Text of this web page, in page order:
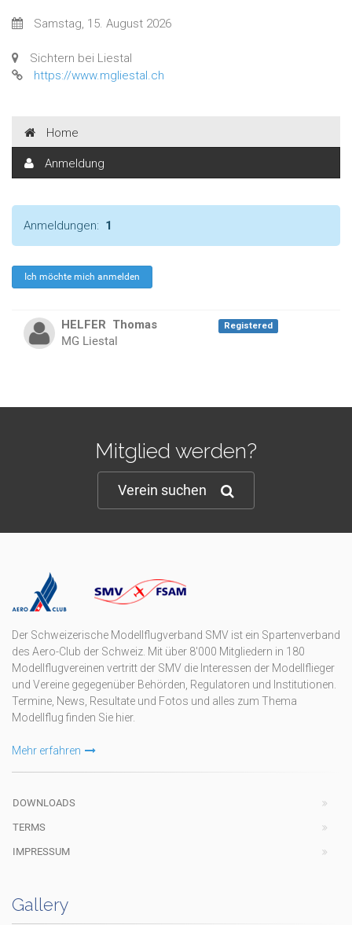
Samstag, 15. August 2026
Sichtern bei Liestal
https://www.mgliestal.ch
Home
Anmeldung
Anmeldungen: 1
HELFER Thomas
MG Liestal
Registered
Mitglied werden?
Verein suchen
Der Schweizerische Modellflugverband SMV ist ein Spartenverband
des Aero-Club der Schweiz. Mit über 8'000 Mitgliedern in 180
Modellflugvereinen vertritt der SMV die Interessen der Modellflieger
und Vereine gegegenüber Behörden, Regulatoren und Institutionen.
Termine, News, Resultate und Fotos und alles zum Thema
Modellflug finden Sie hier.
Mehr erfahren
DOWNLOADS
TERMS
IMPRESSUM
Gallery